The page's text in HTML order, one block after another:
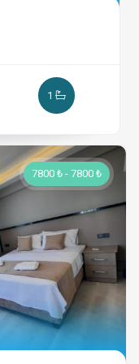
1
7800 ₺ - 7800 ₺